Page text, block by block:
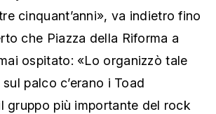
cinquant’anni», va indietro fino
che Piazza della Riforma a
ospitato: «Lo organizzò tale
palco c’erano i Toad
gruppo più importante del rock